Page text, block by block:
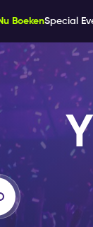
BoekenSpecial